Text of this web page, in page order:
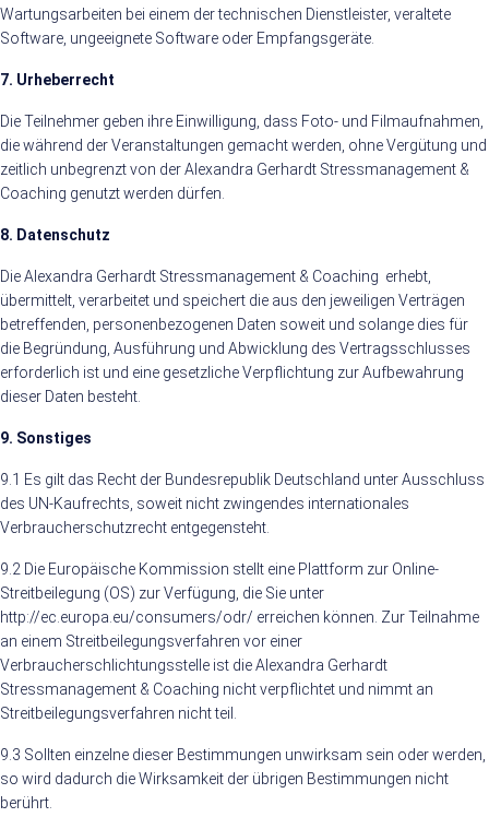
Wartungsarbeiten bei einem der technischen Dienstleister, veraltete
Software, ungeeignete Software oder Empfangsgeräte.
7. Urheberrecht
Die Teilnehmer geben ihre Einwilligung, dass Foto- und Filmaufnahmen,
die während der Veranstaltungen gemacht werden, ohne Vergütung und
zeitlich unbegrenzt von der Alexandra Gerhardt Stressmanagement &
Coaching genutzt werden dürfen.
8. Datenschutz
Die Alexandra Gerhardt Stressmanagement & Coaching erhebt,
übermittelt, verarbeitet und speichert die aus den jeweiligen Verträgen
betreffenden, personenbezogenen Daten soweit und solange dies für
die Begründung, Ausführung und Abwicklung des Vertragsschlusses
erforderlich ist und eine gesetzliche Verpflichtung zur Aufbewahrung
dieser Daten besteht.
9. Sonstiges
9.1 Es gilt das Recht der Bundesrepublik Deutschland unter Ausschluss
des UN-Kaufrechts, soweit nicht zwingendes internationales
Verbraucherschutzrecht entgegensteht.
9.2 Die Europäische Kommission stellt eine Plattform zur Online-
Streitbeilegung (OS) zur Verfügung, die Sie unter
http://ec.europa.eu/consumers/odr/ erreichen können. Zur Teilnahme
an einem Streitbeilegungsverfahren vor einer
Verbraucherschlichtungsstelle ist die Alexandra Gerhardt
Stressmanagement & Coaching nicht verpflichtet und nimmt an
Streitbeilegungsverfahren nicht teil.
9.3 Sollten einzelne dieser Bestimmungen unwirksam sein oder werden,
so wird dadurch die Wirksamkeit der übrigen Bestimmungen nicht
berührt.